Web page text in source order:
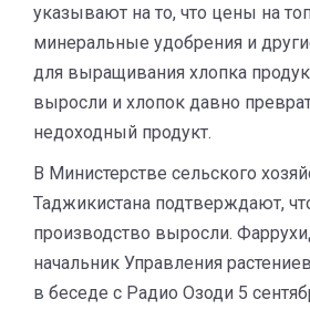
указывают на то, что цены на
минеральные удобрения и
для выращивания хлопка
выросли и хлопок давно
недоходный продукт.
В Министерстве сельского
Таджикистана подтверждают,
производство выросли.
начальник Управления
в беседе с Радио Озоди 5